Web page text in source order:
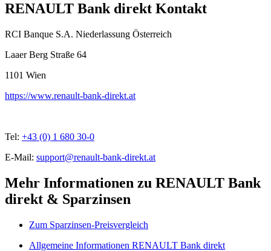
RENAULT Bank direkt Kontakt
RCI Banque S.A. Niederlassung Österreich
Laaer Berg Straße 64
1101 Wien
https://www.renault-bank-direkt.at
Tel: +43 (0) 1 680 30-0
E-Mail: support@renault-bank-direkt.at
Mehr Informationen zu RENAULT Bank
direkt & Sparzinsen
Zum Sparzinsen-Preisvergleich
Allgemeine Informationen RENAULT Bank direkt